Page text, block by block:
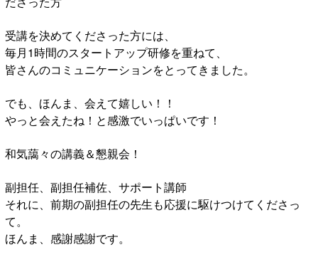
受講を決めてくださった方には、
毎月1時間のスタートアップ研修を重ねて、
皆さんのコミュニケーションをとってきました。
でも、ほんま、会えて嬉しい！！
やっと会えたね！と感激でいっぱいです！
和気藹々の講義＆懇親会！
副担任、副担任補佐、サポート講師
それに、前期の副担任の先生も応援に駆けつけてくださっ
て。
ほんま、感謝感謝です。